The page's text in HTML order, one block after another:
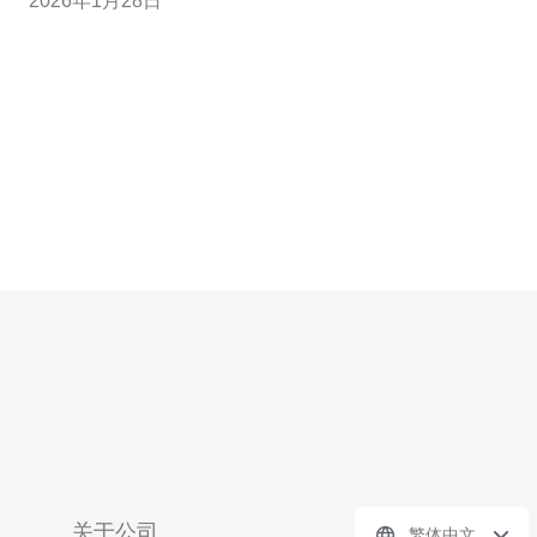
够为网站提供快速稳定的访问体验。此外，香港的法律法
关于公司